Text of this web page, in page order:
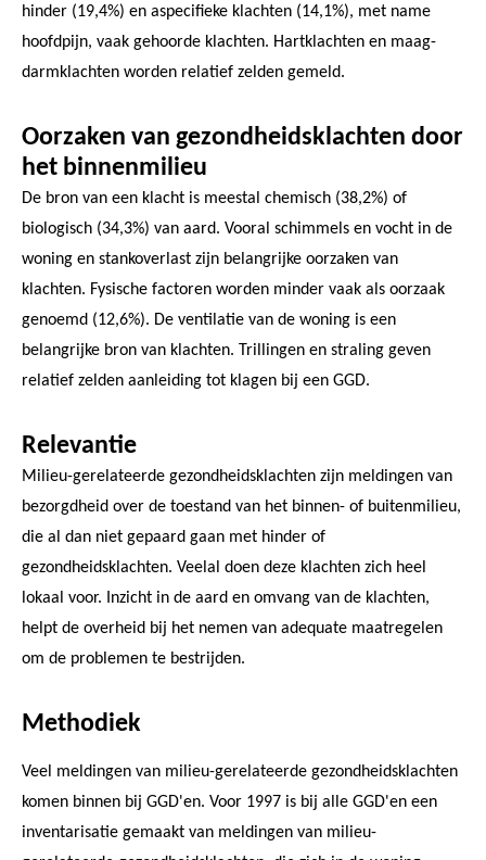
hinder (19,4%) en aspecifieke klachten (14,1%), met name
hoofdpijn, vaak gehoorde klachten. Hartklachten en maag-
darmklachten worden relatief zelden gemeld.
Oorzaken van gezondheidsklachten door
het binnenmilieu
De bron van een klacht is meestal chemisch (38,2%) of
biologisch (34,3%) van aard. Vooral schimmels en vocht in de
woning en stankoverlast zijn belangrijke oorzaken van
klachten. Fysische factoren worden minder vaak als oorzaak
genoemd (12,6%). De ventilatie van de woning is een
belangrijke bron van klachten. Trillingen en straling geven
relatief zelden aanleiding tot klagen bij een GGD.
Relevantie
Milieu-gerelateerde gezondheidsklachten zijn meldingen van
bezorgdheid over de toestand van het binnen- of buitenmilieu,
die al dan niet gepaard gaan met hinder of
gezondheidsklachten. Veelal doen deze klachten zich heel
lokaal voor. Inzicht in de aard en omvang van de klachten,
helpt de overheid bij het nemen van adequate maatregelen
om de problemen te bestrijden.
Methodiek
Veel meldingen van milieu-gerelateerde gezondheidsklachten
komen binnen bij GGD'en. Voor 1997 is bij alle GGD'en een
inventarisatie gemaakt van meldingen van milieu-